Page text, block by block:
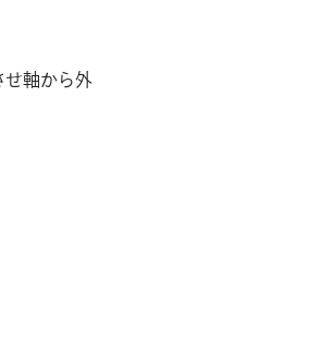
せ軸から外